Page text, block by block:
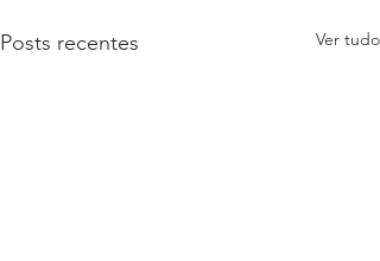
Posts recentes Ver tudo